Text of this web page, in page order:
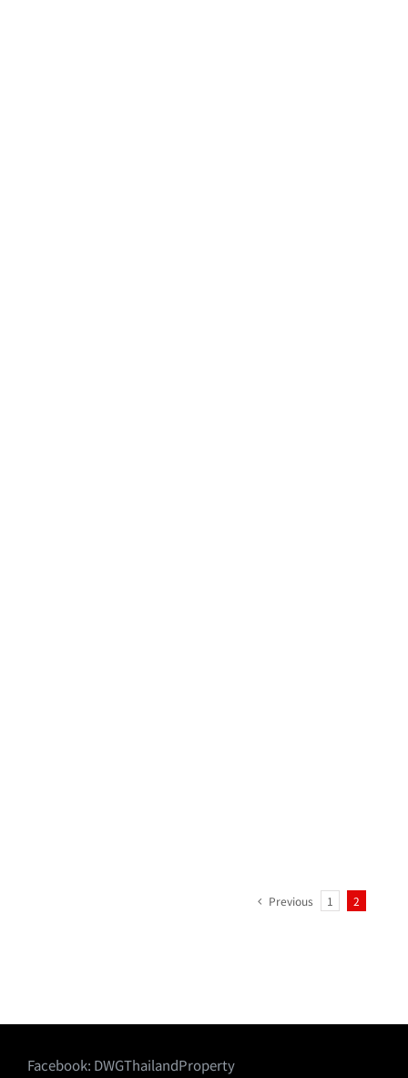
Previous 1 2
Facebook: DWGThailandProperty